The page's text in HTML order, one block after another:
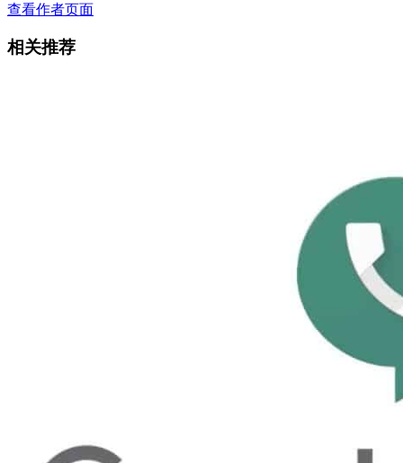
查看作者页面
相关推荐